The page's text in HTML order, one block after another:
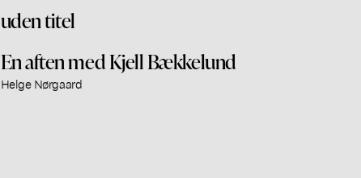
uden titel
En aften med Kjell Bækkelund
Helge Nørgaard